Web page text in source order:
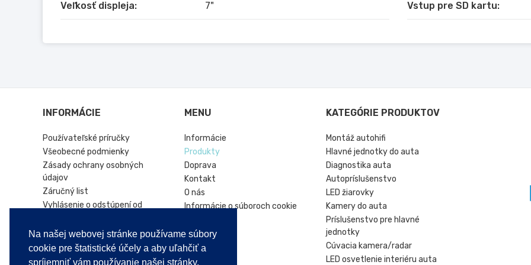
Na našej webovej stránke používame súbory
cookie pre štatistické účely a aby uľahčiť a
spríjemniť vám používanie našej stránky.
Veľkosť displeja: 7" Vstup pre SD kartu:
INFORMÁCIE
Používateľské príručky
Všeobecné podmienky
Zásady ochrany osobných
údajov
Záručný list
Vyhlásenie o odstúpení od
Online platforma riešenia sporov
Vrátenie produktu
MENU
Informácie
Produkty
Doprava
Kontakt
O nás
Informácie o súboroch cookie
KATEGÓRIE PRODUKTOV
Montáž autohifi
Hlavné jednotky do auta
Diagnostika auta
Autopríslušenstvo
LED žiarovky
Kamery do auta
Príslušenstvo pre hlavné
jednotky
Cúvacia kamera/radar
LED osvetlenie interiéru auta